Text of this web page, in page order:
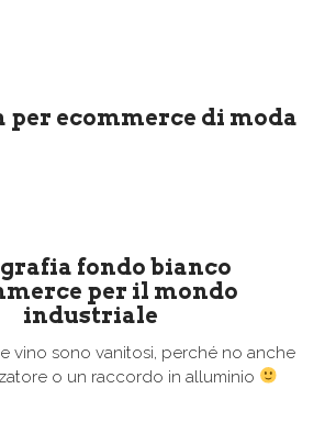
per ecommerce di moda
fondo bianco
per il mondo
industriale
vino sono vanitosi, perché no anche
o un raccordo in alluminio